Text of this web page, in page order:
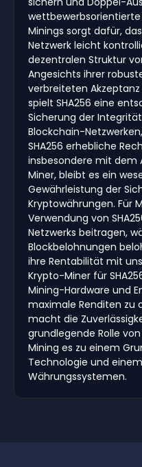
wettbewerbsorientierte
Minings sorgt dafür,
Netzwerk leicht
dezentralen Struktur
Angesichts ihrer
verbreiteten
spielt SHA256 eine
Sicherung der
Blockchain-
SHA256 erhebliche
insbesondere mit dem
Miner, bleibt es ein
Gewährleistung der
Kryptowährungen. Für
Verwendung von
Netzwerks beitragen,
Blockbelohnungen
ihre Rentabilität mit
Krypto-Miner für
Mining-Hardware und
maximale Renditen zu
macht die
grundlegende Rolle
Mining es zu einem
Technologie und
Währungssystemen.